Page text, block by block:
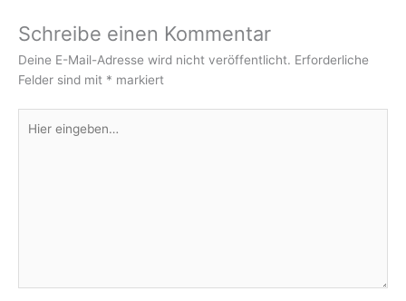
Schreibe einen Kommentar
Deine E-Mail-Adresse wird nicht veröffentlicht. Erforderliche
Felder sind mit * markiert
eingeben…